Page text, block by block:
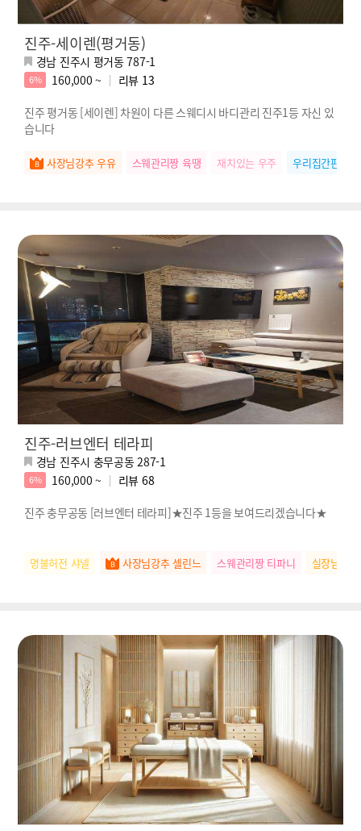
진주-세이렌(평거동)
경남 진주시 평거동 787-1
6% 160,000 ~ 리뷰 13
진주 평거동 [세이렌] 차원이 다른 스웨디시 바디관리 진주1등 자신 있
습니다
사장님강추 우유 스웨관리짱 육땡 재치있는 우주 우리집간판 나나
진주-러브엔터 테라피
경남 진주시 충무공동 287-1
6% 160,000 ~ 리뷰 68
진주 충무공동 [러브엔터 테라피]★진주 1등을 보여드리겠습니다★
명불허전 샤넬 사장님강추 셀린느 스웨관리짱 티파니 실장님추